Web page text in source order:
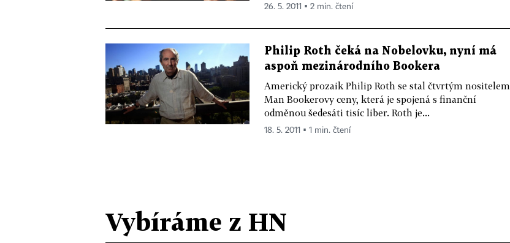
26. 5. 2011 ▪ 2 min. čtení
Philip Roth čeká na Nobelovku, nyní má
aspoň mezinárodního Bookera
Americký prozaik Philip Roth se stal čtvrtým nositelem
Man Bookerovy ceny, která je spojená s finanční
odměnou šedesáti tisíc liber. Roth je...
18. 5. 2011 ▪ 1 min. čtení
Vybíráme z HN